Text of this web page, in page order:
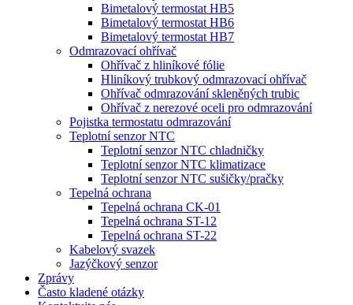
Bimetalový termostat HB5
Bimetalový termostat HB6
Bimetalový termostat HB7
Odmrazovací ohřívač
Ohřívač z hliníkové fólie
Hliníkový trubkový odmrazovací ohřívač
Ohřívač odmrazování skleněných trubic
Ohřívač z nerezové oceli pro odmrazování
Pojistka termostatu odmrazování
Teplotní senzor NTC
Teplotní senzor NTC chladničky
Teplotní senzor NTC klimatizace
Teplotní senzor NTC sušičky/pračky
Tepelná ochrana
Tepelná ochrana CK-01
Tepelná ochrana ST-12
Tepelná ochrana ST-22
Kabelový svazek
Jazýčkový senzor
Zprávy
Často kladené otázky